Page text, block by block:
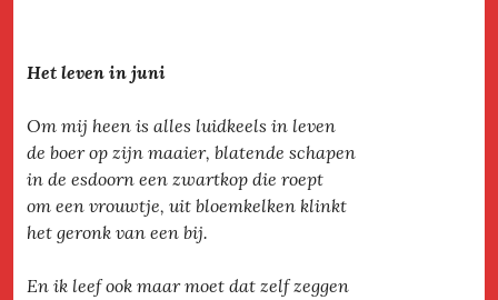
Het leven in juni
Om mij heen is alles luidkeels in leven
de boer op zijn maaier, blatende schapen
in de esdoorn een zwartkop die roept
om een vrouwtje, uit bloemkelken klinkt
het geronk van een bij.
En ik leef ook maar moet dat zelf zeggen